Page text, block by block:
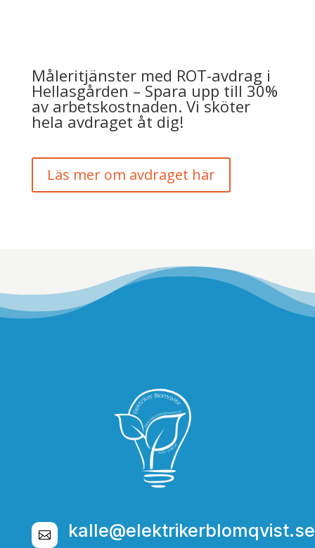
Måleritjänster med ROT-avdrag i
Hellasgården – Spara upp till 30%
av arbetskostnaden. Vi sköter
hela avdraget åt dig!
Läs mer om avdraget här
 kalle@elektrikerblomqvist.se